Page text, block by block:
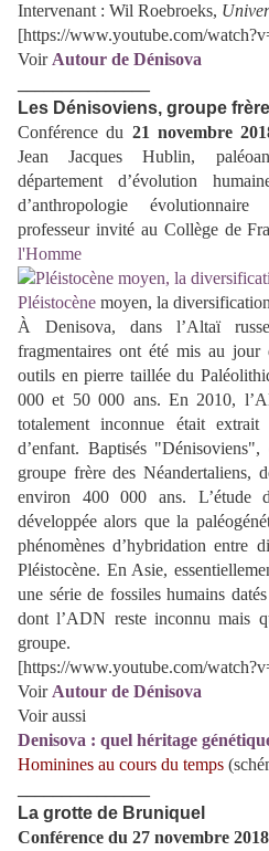
Intervenant : Wil Roebroeks,
[https://www.youtube.com/
Voir Autour de Dénisova
Les Dénisoviens, groupe
Conférence du 21 novembre
Jean Jacques Hublin,
département d’évolution
d’anthropologie
professeur invité au Collège de
l'Homme
Pléistocène moyen, la
À Denisova, dans l’Altaï
fragmentaires ont été mis au
outils en pierre taillée du
000 et 50 000 ans. En 2010,
totalement inconnue était
d’enfant. Baptisés "Dénisoviens",
groupe frère des Néandertaliens,
environ 400 000 ans. L’étude
développée alors que la
phénomènes d’hybridation entre
Pléistocène. En Asie,
une série de fossiles humains
dont l’ADN reste inconnu mais
groupe.
[https://www.youtube.com/
Voir Autour de Dénisova
Voir aussi
Denisova : quel héritage
Hominines au cours du temps
La grotte de Bruniquel
Conférence du 27 novembre 2018